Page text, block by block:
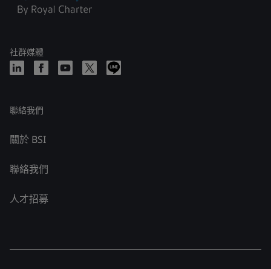
社群媒體
聯絡我們
關於 BSI
聯絡我們
人才招募